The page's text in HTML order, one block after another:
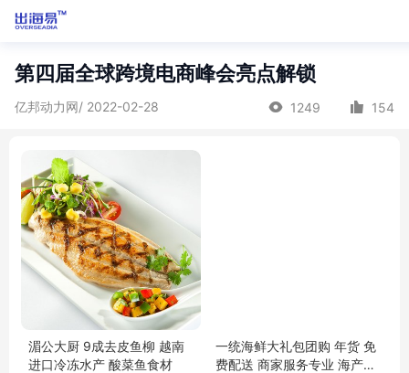
第四届全球跨境电商峰会亮点解锁
亿邦动力网/ 2022-02-28 1249 154
湄公大厨 9成去皮鱼柳 越南
进口冷冻水产 酸菜鱼食材
一统海鲜大礼包团购 年货 免
费配送 商家服务专业 海产品